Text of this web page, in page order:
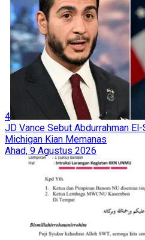
4
JD Vance Sebut Abdurrahman
Michigan Kian Memanas
Ahad, 9 Agustus 2026